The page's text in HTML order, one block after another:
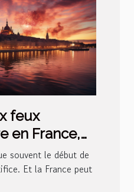
feux
en France,
souvent le début de
Et la France peut